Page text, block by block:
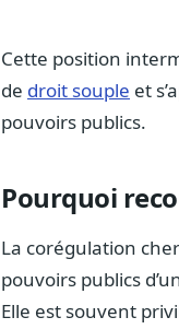
Cette position
de droit souple et
pouvoirs publics.
Pourquoi
La corégulation
pouvoirs publics
Elle est souvent